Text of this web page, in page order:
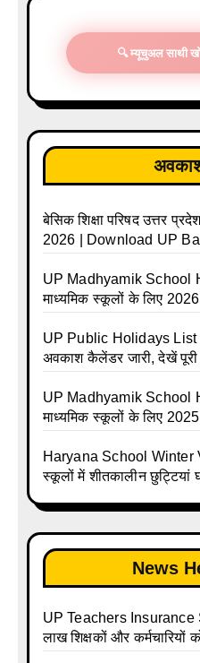
🔍 म्यूचुअल साथी
बेसिक शिक्षा परिषद उत्तर
2026 | Download UP
Basic School Avkash
Shiksha Parishad
Calendar List 2026
UP Madhyamik School
माध्यमिक स्कूलों के लिए
UP Madhyamik Avkash
Madhyamik School
Holiday Calendar |
List 2026
UP Public Holidays List
अवकाश कैलेंडर जारी, देखें
talika | Sarkari Avkash
Holidays Calendar
UP Madhyamik School
माध्यमिक स्कूलों के लिए
Up Madhyamik Avkash
Madhyamik School
holiday calendar |
List 2025
Haryana School Winter
स्कूलों में शीतकालीन छुट्टियां
News
UP Teachers Insurance
लाख शिक्षकों और कर्मचारियों